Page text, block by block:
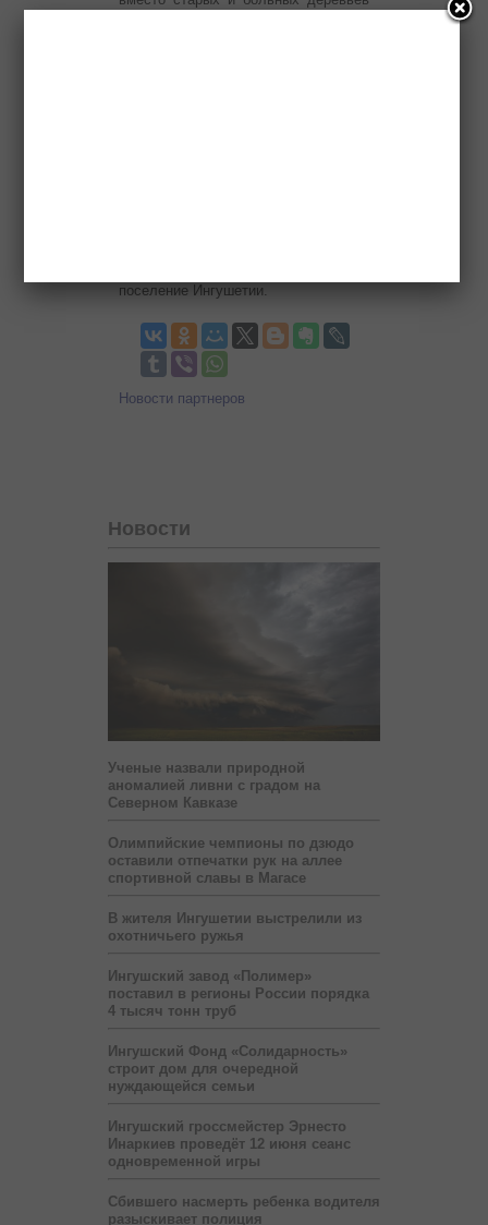
поселение Ингушетии.
Новости партнеров
Новости
Ученые назвали природной
аномалией ливни с градом на
Северном Кавказе
Олимпийские чемпионы по дзюдо
оставили отпечатки рук на аллее
спортивной славы в Магасе
В жителя Ингушетии выстрелили из
охотничьего ружья
Ингушский завод «Полимер»
поставил в регионы России порядка
4 тысяч тонн труб
Ингушский Фонд «Солидарность»
строит дом для очередной
нуждающейся семьи
Ингушский гроссмейстер Эрнесто
Инаркиев проведёт 12 июня сеанс
одновременной игры
Сбившего насмерть ребенка водителя
разыскивает полиция